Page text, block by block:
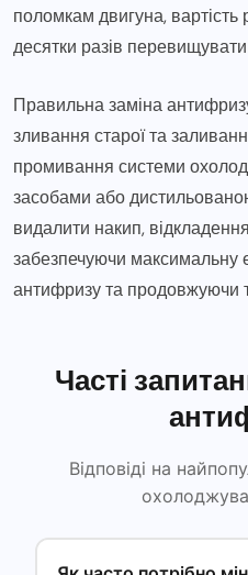
поломкам двигуна,
десятки разів
Правильна заміна
зливання старої та
промивання системи
засобами або
видалити накип,
забезпечуючи максимальну
антифризу та продовжуючи
Часті
Відповіді на